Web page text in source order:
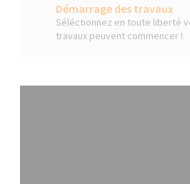
Démarrage des travaux
Séléctionnez en toute liberté
travaux peuvent commencer !